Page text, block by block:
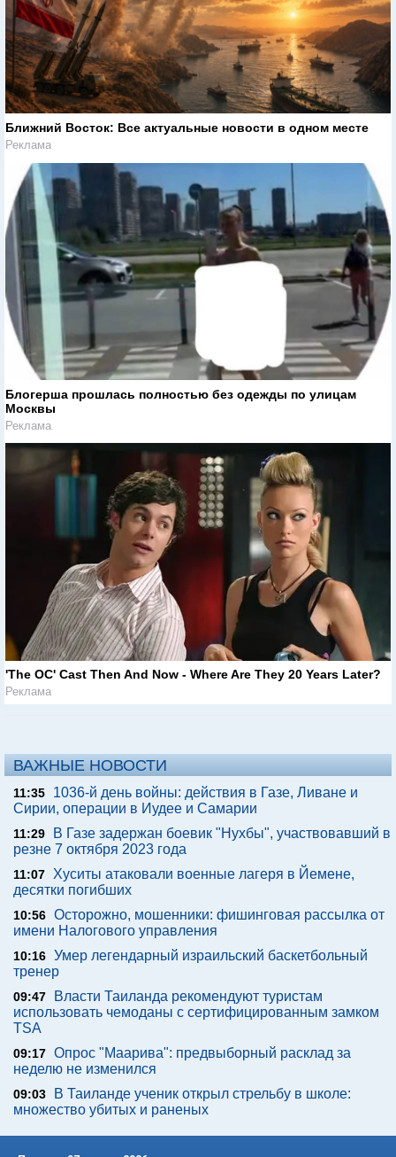
Ближний Восток: Все актуальные новости в одном месте
Реклама
Блогерша прошлась полностью без одежды по улицам
Москвы
Реклама
'The OC' Cast Then And Now - Where Are They 20 Years Later?
Реклама
ВАЖНЫЕ НОВОСТИ
11:35
1036-й день войны: действия в Газе, Ливане и
Сирии, операции в Иудее и Самарии
11:29
В Газе задержан боевик "Нухбы", участвовавший в
резне 7 октября 2023 года
11:07 Хуситы атаковали военные лагеря в Йемене,
десятки погибших
10:56 Осторожно, мошенники: фишинговая рассылка от
имени Налогового управления
10:16 Умер легендарный израильский баскетбольный
тренер
09:47
Власти Таиланда рекомендуют туристам
использовать чемоданы с сертифицированным замком
TSA
09:17 Опрос "Mаарива": предвыборный расклад за
неделю не изменился
09:03
В Таиланде ученик открыл стрельбу в школе:
множество убитых и раненых